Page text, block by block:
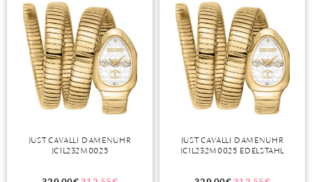
ZIRKON
JUST CAVALLI DAMENUHR
JC1L232M0025
JUST CAVALLI DAMENUHR
JC1L232M0025 EDELSTAHL